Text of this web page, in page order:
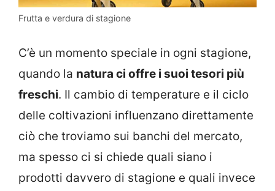
Frutta e verdura di stagione
C’è un momento speciale in ogni stagione,
quando la natura ci offre i suoi tesori più
freschi. Il cambio di temperature e il ciclo
delle coltivazioni influenzano direttamente
ciò che troviamo sui banchi del mercato,
ma spesso ci si chiede quali siano i
prodotti davvero di stagione e quali invece